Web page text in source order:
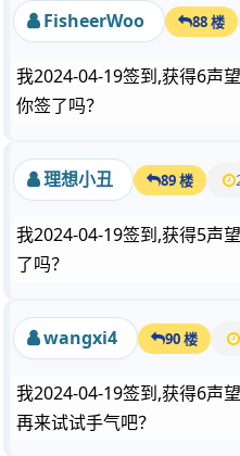
FisheerWoo 88 楼
我2024-04-19签到,获得6声
你签了吗？
理想小丑 89 楼
我2024-04-19签到,获得5声
了吗？
wangxi4 90 楼
我2024-04-19签到,获得6声
再来试试手气吧？